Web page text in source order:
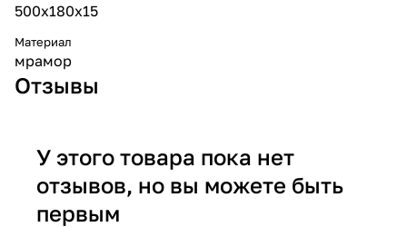
500x180x15
Материал
мрамор
Отзывы
У этого товара пока нет
отзывов, но вы можете быть
первым